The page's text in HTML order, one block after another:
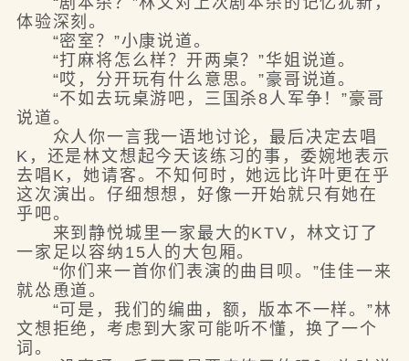
体验深刻。
“密室？”小康说道。
“打麻将怎么样？开两桌？”华姐说道。
“哎，分开玩有什么意思。”豪哥说道。
“不如去玩桌游吧，三国杀8人军争！”豪哥
说道。
众人你一言我一语地讨论，最后决定去唱
K，还是林文想起今天该练习的事，委婉地表示
去唱K，她请客。不知何时，她远比许叶更在乎
这次演出。仔细想想，好像一开始就只有她在
乎吧。
来到静悦城里一家最大的KTV，林文订了
一家足以容纳15人的大包厢。
“你们来一首你们表演的曲目呗。”佳佳一来
就怂恿道。
“可是，我们的编曲，额，版本不一样。”林
文想拒绝，考虑到大家可能听不懂，换了一个
词。